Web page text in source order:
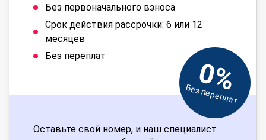
Без первоначального взноса
Срок действия рассрочки: 6 или 12
месяцев
Без переплат
0%
Без переплат
Оставьте свой номер, и наш специалист